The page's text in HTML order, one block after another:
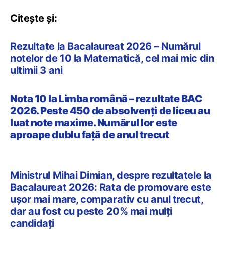
Citește și:
Rezultate la Bacalaureat 2026 – Numărul
notelor de 10 la Matematică, cel mai mic din
ultimii 3 ani
Nota 10 la Limba română – rezultate BAC
2026. Peste 450 de absolvenți de liceu au
luat note maxime. Numărul lor este
aproape dublu față de anul trecut
Ministrul Mihai Dimian, despre rezultatele la
Bacalaureat 2026: Rata de promovare este
ușor mai mare, comparativ cu anul trecut,
dar au fost cu peste 20% mai mulți
candidați